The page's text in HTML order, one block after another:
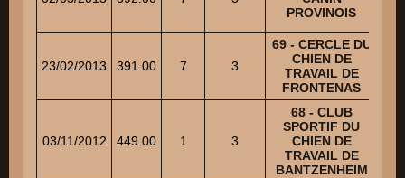
PROVINOIS
23/02/2013 391.00 7 3
69 - CERCLE DU
CHIEN DE
TRAVAIL DE
FRONTENAS
03/11/2012 449.00 1 3
68 - CLUB
SPORTIF DU
CHIEN DE
TRAVAIL DE
BANTZENHEIM